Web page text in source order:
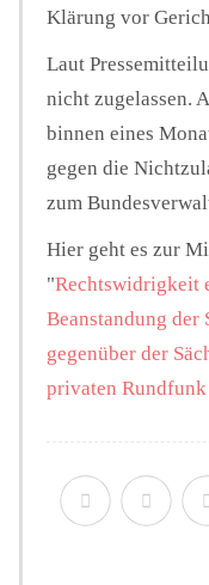
Klärung vor
Laut
nicht zugelassen.
binnen eines
gegen die
zum
Hier geht es zur
"Rechtswidrigkeit
Beanstandung der
gegenüber der
privaten